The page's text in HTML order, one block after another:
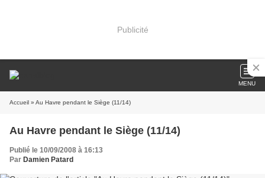
Publicité
MENU
Accueil » Au Havre pendant le Siège (11/14)
Au Havre pendant le Siège (11/14)
Publié le 10/09/2008 à 16:13
Par Damien Patard